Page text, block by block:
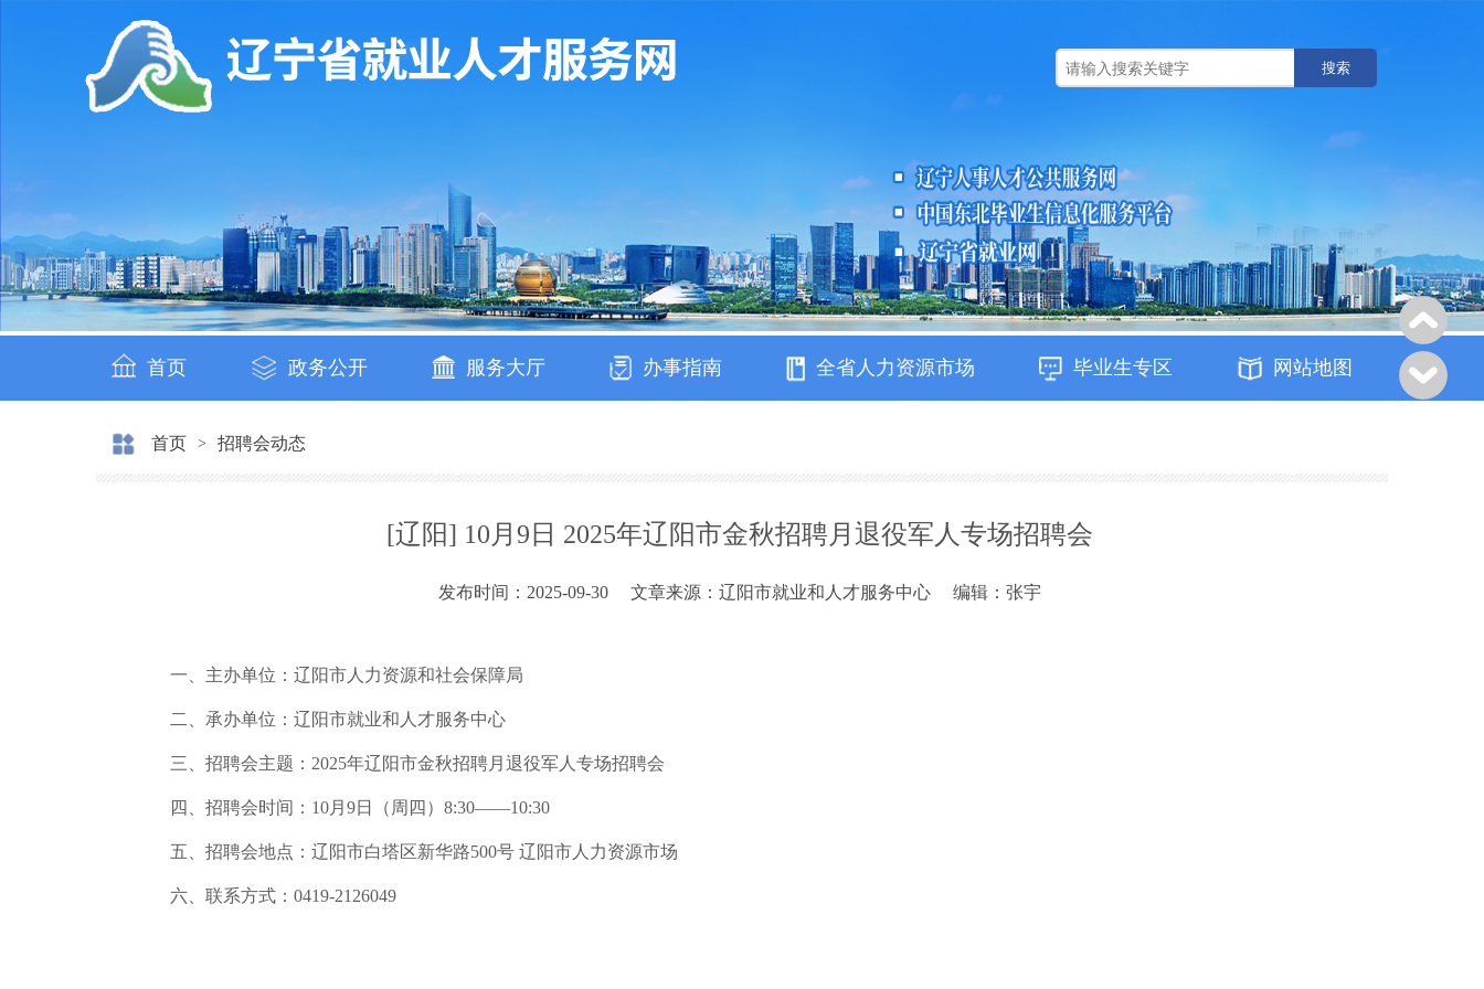
搜索
首页 政务公开 服务大厅 办事指南 全省人力资源市场 毕业生专区 网站地图
首页 > 招聘会动态
[辽阳] 10月9日 2025年辽阳市金秋招聘月退役军人专场招聘会
发布时间：2025-09-30 文章来源：辽阳市就业和人才服务中心 编辑：张宇
一、主办单位：辽阳市人力资源和社会保障局
二、承办单位：辽阳市就业和人才服务中心
三、招聘会主题：2025年辽阳市金秋招聘月退役军人专场招聘会
四、招聘会时间：10月9日（周四）8:30——10:30
五、招聘会地点：辽阳市白塔区新华路500号 辽阳市人力资源市场
六、联系方式：0419-2126049